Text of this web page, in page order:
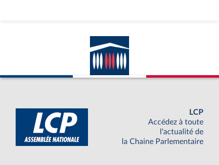
LCP
Accédez à toute
l'actualité de
la Chaine Parlementaire